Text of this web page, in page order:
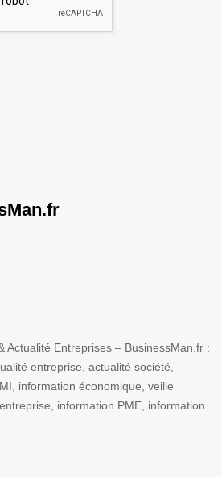
Actualité Entreprises – BusinessMan.fr :
entreprise, actualité société,
information économique, veille
information PME, information